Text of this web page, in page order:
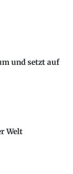
und setzt auf
Welt